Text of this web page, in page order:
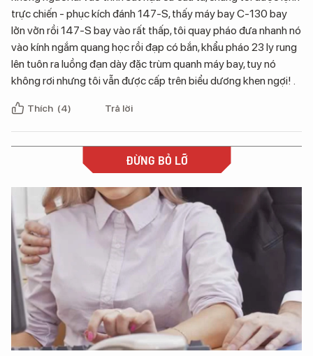
trực chiến - phục kích đánh 147-S, thấy máy bay C-130 bay
lởn vởn rồi 147-S bay vào rất thấp, tôi quay pháo đưa nhanh nó
vào kính ngắm quang học rồi đạp có bắn, khẩu pháo 23 ly rung
lên tuôn ra luồng đạn dày đặc trùm quanh máy bay, tuy nó
không rơi nhưng tôi vẫn được cấp trên biểu dương khen ngợi! .
Thích (4) Trả lời
ĐỪNG BỎ LỠ